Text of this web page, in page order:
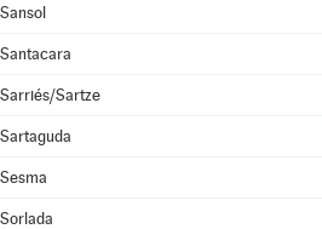
Sansol
Santacara
Sarriés/Sartze
Sartaguda
Sesma
Sorlada